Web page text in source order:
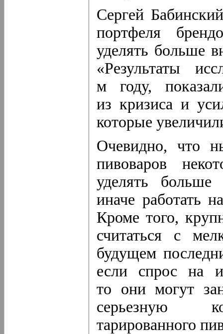
Сергей
портфеля
уделять больше
«Результаты
м году,
из кризиса и
которые
Очевидно, что
пивоваров
уделять
иначе работать
Кроме того,
считаться с
будущем
если спрос на
то они могут
серьезную
тарированного